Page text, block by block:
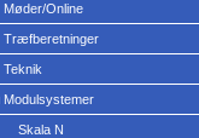
Møder/Online
Træfberetninger
Teknik
Modulsystemer
Skala N